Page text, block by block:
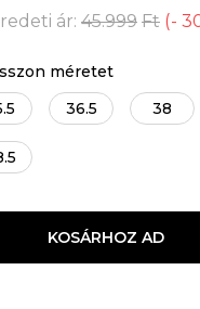
ár: 45.999 Ft (-
méretet
36.5 38
KOSÁRHOZ AD